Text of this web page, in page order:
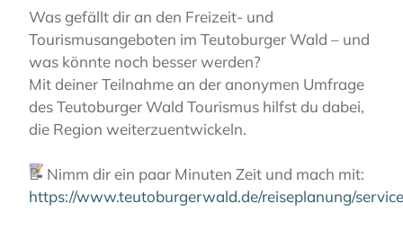
Touren zu und durch die
Nieheimer Tongruben
ERLEBNISGEBIETE
NIEHEIMER TONGRUBEN
TOUREN ZU UND DURCH DIE NIEHEIMER TONGRUBEN
Was gefällt dir an den Freizeit- und
Tourismusangeboten im Teutoburger Wald – und
was könnte noch besser werden?
Mit deiner Teilnahme an der anonymen Umfrage
des Teutoburger Wald Tourismus hilfst du dabei,
die Region weiterzuentwickeln.
📝 Nimm dir ein paar Minuten Zeit und mach mit:
https://www.teutoburgerwald.de/reiseplanung/